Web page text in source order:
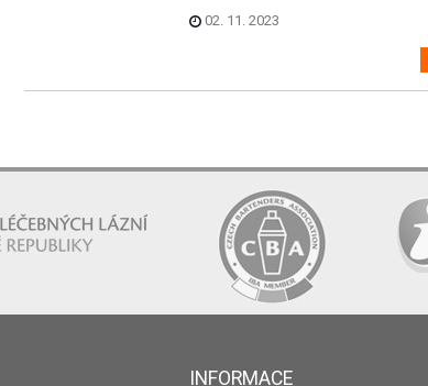
02. 11. 2023
INFORMACE